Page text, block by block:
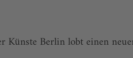
Künste Berlin lobt einen